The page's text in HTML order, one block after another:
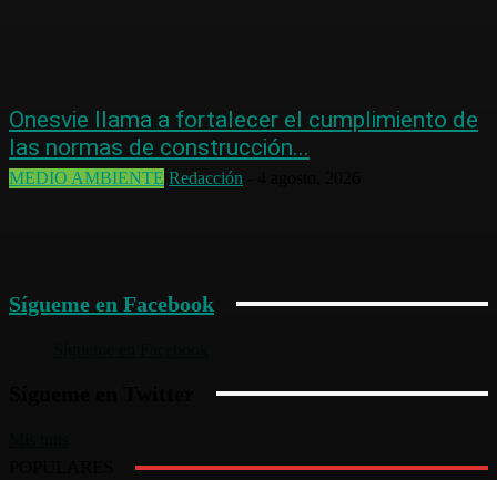
Onesvie llama a fortalecer el cumplimiento de
las normas de construcción...
MEDIO AMBIENTE Redacción
Sígueme en Facebook